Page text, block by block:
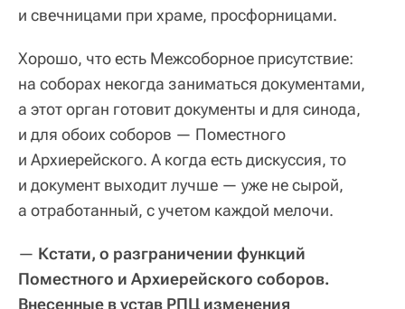
и свечницами при храме, просфорницами.
Хорошо, что есть Межсоборное присутствие:
на соборах некогда заниматься документами,
а этот орган готовит документы и для синода,
и для обоих соборов — Поместного
и Архиерейского. А когда есть дискуссия, то
и документ выходит лучше — уже не сырой,
а отработанный, с учетом каждой мелочи.
— Кстати, о разграничении функций
Поместного и Архиерейского соборов.
Внесенные в устав РПЦ изменения